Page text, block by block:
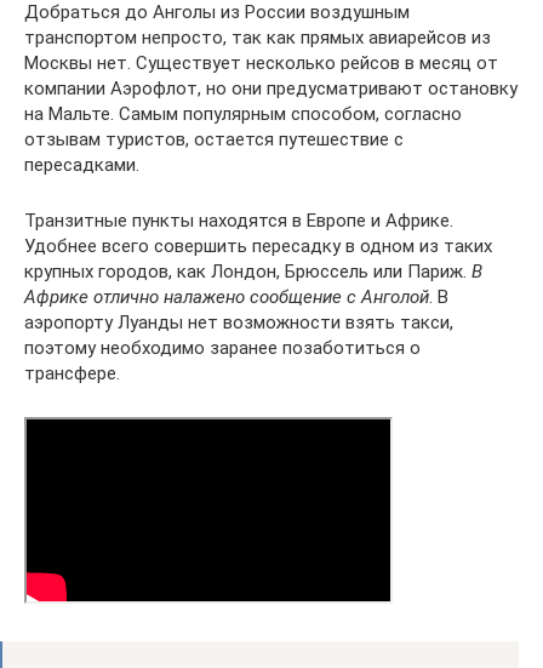
Добраться до Анголы из России воздушным
транспортом непросто, так как прямых авиарейсов из
Москвы нет. Существует несколько рейсов в месяц от
компании Аэрофлот, но они предусматривают остановку
на Мальте. Самым популярным способом, согласно
отзывам туристов, остается путешествие с
пересадками.
Транзитные пункты находятся в Европе и Африке.
Удобнее всего совершить пересадку в одном из таких
крупных городов, как Лондон, Брюссель или Париж. В
Африке отлично налажено сообщение с Анголой. В
аэропорту Луанды нет возможности взять такси,
поэтому необходимо заранее позаботиться о
трансфере.